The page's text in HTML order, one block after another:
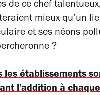
de ce chef
mieux qu’un
et ses néons
?
les établissements
l'addition à